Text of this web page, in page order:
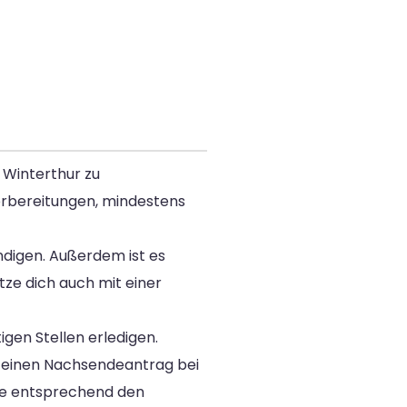
zu
mindestens
Außerdem ist es
dich auch mit einer
Stellen erledigen.
Nachsendeantrag bei
entsprechend den